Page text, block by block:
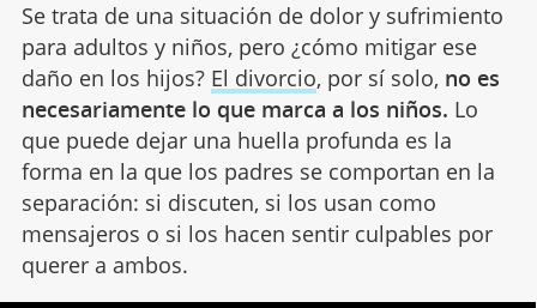
Se trata de una situación de dolor y sufrimiento
para adultos y niños, pero ¿cómo mitigar ese
daño en los hijos? El divorcio, por sí solo, no es
necesariamente lo que marca a los niños. Lo
que puede dejar una huella profunda es la
forma en la que los padres se comportan en la
separación: si discuten, si los usan como
mensajeros o si los hacen sentir culpables por
querer a ambos.